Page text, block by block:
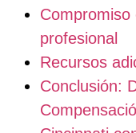
Compromiso
profesional
Recursos
Conclusión: